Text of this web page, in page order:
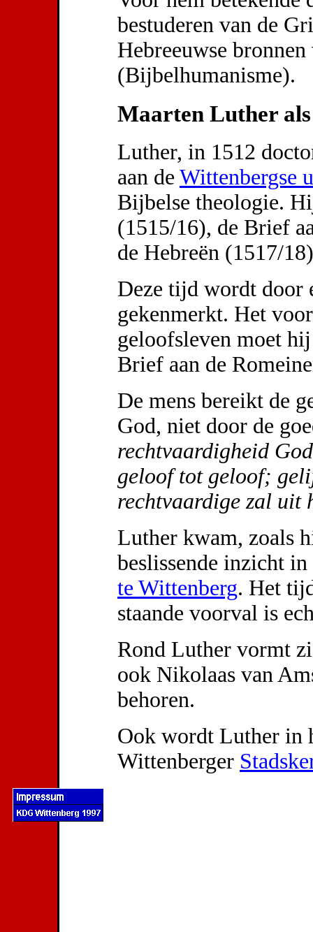
bestuderen van de
Hebreeuwse
(Bijbelhumanisme).
Maarten Luther
Luther, in 1512
aan de Wittenbergse
Bijbelse theologie.
(1515/16), de Brief
de Hebreën (1517/
Deze tijd wordt door
gekenmerkt. Het
geloofsleven moet
Brief aan de
De mens bereikt de
God, niet door de
rechtvaardigheid
geloof tot geloof;
rechtvaardige zal uit
Luther kwam, zoals
beslissende inzicht
te Wittenberg. Het
staande voorval is
Rond Luther vormt
ook Nikolaas van
behoren.
Ook wordt Luther in
Wittenberger